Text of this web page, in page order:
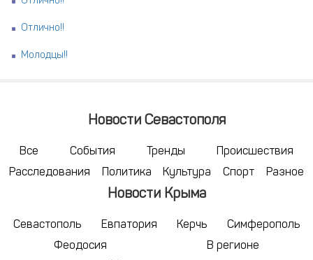
Отлично!!
Молодцы!!
Новости Севастополя
Все События Тренды
Происшествия
Расследования
Политика Культура Спорт Разное
Новости Крыма
Севастополь Евпатория Керчь
Симферополь
Феодосия
В регионе